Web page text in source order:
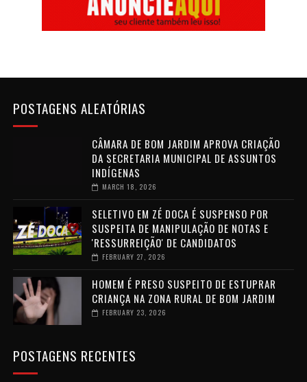
POSTAGENS ALEATÓRIAS
CÂMARA DE BOM JARDIM APROVA CRIAÇÃO
DA SECRETARIA MUNICIPAL DE ASSUNTOS
INDÍGENAS
MARCH 18, 2026
SELETIVO EM ZÉ DOCA É SUSPENSO POR
SUSPEITA DE MANIPULAÇÃO DE NOTAS E
'RESSURREIÇÃO' DE CANDIDATOS
FEBRUARY 27, 2026
HOMEM É PRESO SUSPEITO DE ESTUPRAR
CRIANÇA NA ZONA RURAL DE BOM JARDIM
FEBRUARY 23, 2026
POSTAGENS RECENTES